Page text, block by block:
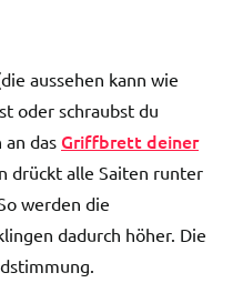
aussehen kann wie
oder schraubst du
das Griffbrett deiner
drückt alle Saiten runter
werden die
dadurch höher. Die